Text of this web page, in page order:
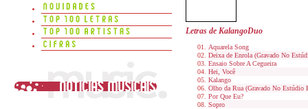
Letras de KalangoDuo
Aquarela Song
Deixa de Enrola (Gravado No
Ensaio Sobre A Cegueira
Hei, Você
Kalango
Olho da Rua (Gravado No Estúdio
Por Que Eu?
Sopro